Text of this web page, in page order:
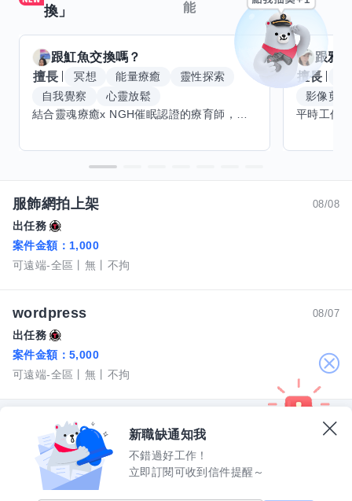
換」
能
跟魟魚交換嗎？
擅長
冥想 能量療癒
靈性探索
自我覺察
心靈放鬆
跟雅
擅長
影像剪
08/08
服飾網拍上架
出任務
案件金額： 1,000
可遠端-全區
無 不拘
08/07
wordpress
出任務
案件金額： 5,000
可遠端-全區
無 不拘
新職缺通知我
不錯過好工作！
立即訂閱可收到信件提醒～
關
閉
數字科技股份有限公司 上櫃公司股票代碼 5287
許可證字號 2571